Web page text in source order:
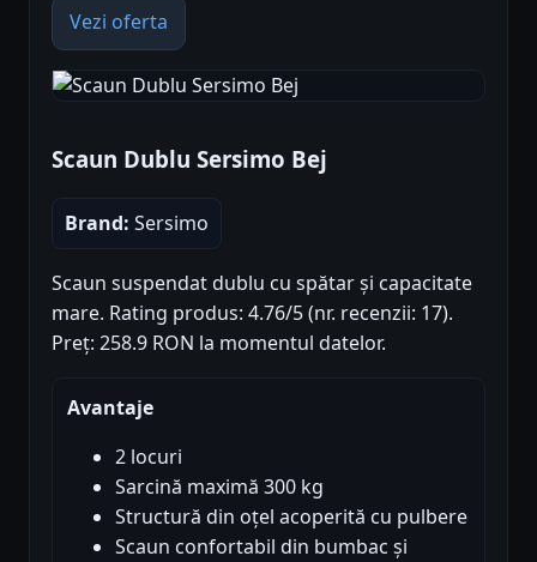
Vezi oferta
Scaun Dublu Sersimo Bej
Brand: Sersimo
Scaun suspendat dublu cu spătar și capacitate
mare. Rating produs: 4.76/5 (nr. recenzii: 17).
Preț: 258.9 RON la momentul datelor.
Avantaje
2 locuri
Sarcină maximă 300 kg
Structură din oțel acoperită cu pulbere
Scaun confortabil din bumbac și